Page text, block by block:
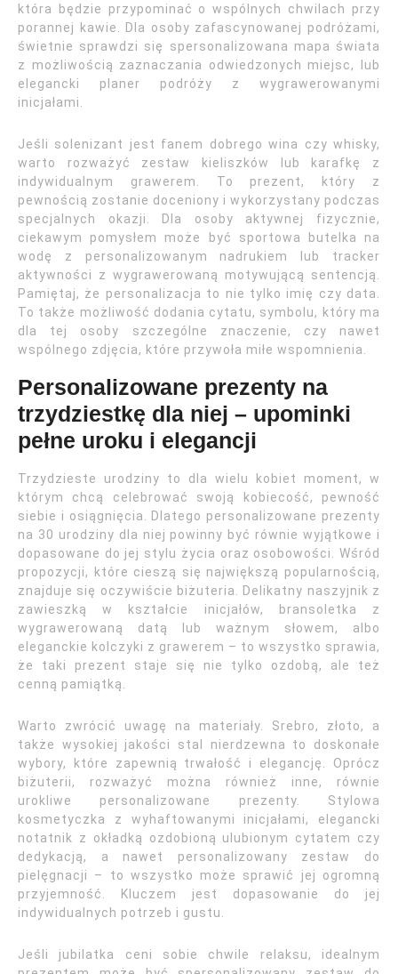
która będzie przypominać o wspólnych chwilach przy
porannej kawie. Dla osoby zafascynowanej podróżami,
świetnie sprawdzi się spersonalizowana mapa świata
z możliwością zaznaczania odwiedzonych miejsc, lub
elegancki planer podróży z wygrawerowanymi
inicjałami.
Jeśli solenizant jest fanem dobrego wina czy whisky,
warto rozważyć zestaw kieliszków lub karafkę z
indywidualnym grawerem. To prezent, który z
pewnością zostanie doceniony i wykorzystany podczas
specjalnych okazji. Dla osoby aktywnej fizycznie,
ciekawym pomysłem może być sportowa butelka na
wodę z personalizowanym nadrukiem lub tracker
aktywności z wygrawerowaną motywującą sentencją.
Pamiętaj, że personalizacja to nie tylko imię czy data.
To także możliwość dodania cytatu, symbolu, który ma
dla tej osoby szczególne znaczenie, czy nawet
wspólnego zdjęcia, które przywoła miłe wspomnienia.
Personalizowane prezenty na
trzydziestkę dla niej – upominki
pełne uroku i elegancji
Trzydzieste urodziny to dla wielu kobiet moment, w
którym chcą celebrować swoją kobiecość, pewność
siebie i osiągnięcia. Dlatego personalizowane prezenty
na 30 urodziny dla niej powinny być równie wyjątkowe i
dopasowane do jej stylu życia oraz osobowości. Wśród
propozycji, które cieszą się największą popularnością,
znajduje się oczywiście biżuteria. Delikatny naszyjnik z
zawieszką w kształcie inicjałów, bransoletka z
wygrawerowaną datą lub ważnym słowem, albo
eleganckie kolczyki z grawerem – to wszystko sprawia,
że taki prezent staje się nie tylko ozdobą, ale też
cenną pamiątką.
Warto zwrócić uwagę na materiały. Srebro, złoto, a
także wysokiej jakości stal nierdzewna to doskonałe
wybory, które zapewnią trwałość i elegancję. Oprócz
biżuterii, rozważyć można również inne, równie
urokliwe personalizowane prezenty. Stylowa
kosmetyczka z wyhaftowanymi inicjałami, elegancki
notatnik z okładką ozdobioną ulubionym cytatem czy
dedykacją, a nawet personalizowany zestaw do
pielęgnacji – to wszystko może sprawić jej ogromną
przyjemność. Kluczem jest dopasowanie do jej
indywidualnych potrzeb i gustu.
Jeśli jubilatka ceni sobie chwile relaksu, idealnym